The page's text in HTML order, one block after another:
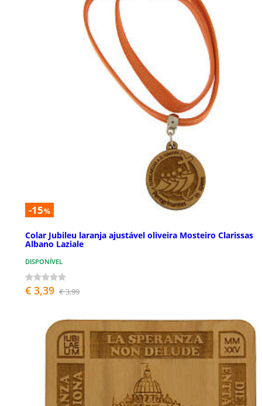
-15%
Colar Jubileu laranja ajustável oliveira Mosteiro Clarissas
Albano Laziale
DISPONÍVEL
€ 3,39 € 3,99